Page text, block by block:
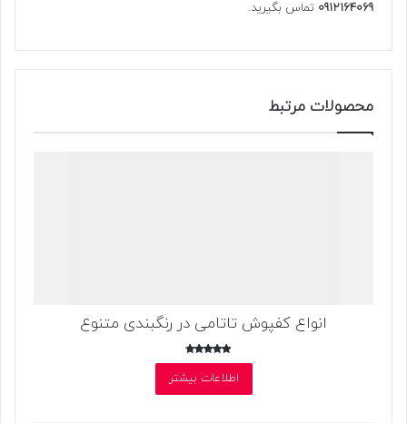
0912164069 تماس بگیرید.
محصولات مرتبط
انواع کفپوش تاتامی در رنگبندی متنوع
امتیاز
4.00
از 5
اطلاعات بیشتر